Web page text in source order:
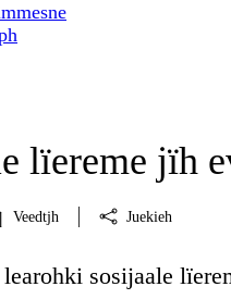
lïereme jïh
Veedtjh Juekieh
sosijaale